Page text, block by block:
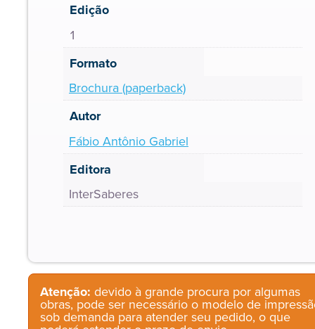
Edição
1
Formato
Brochura (paperback)
Autor
Fábio Antônio Gabriel
Editora
InterSaberes
Atenção: devido à grande procura por algumas
obras, pode ser necessário o modelo de
sob demanda para atender seu pedido, o que